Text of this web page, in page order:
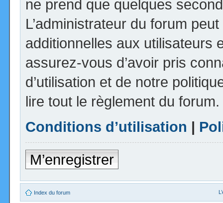
ne prend que quelques
L’administrateur du forum
additionnelles aux utilisateurs
assurez-vous d’avoir pris
d’utilisation et de notre
lire tout le règlement du forum.
Conditions d’utilisation |
M’enregistrer
Index du forum